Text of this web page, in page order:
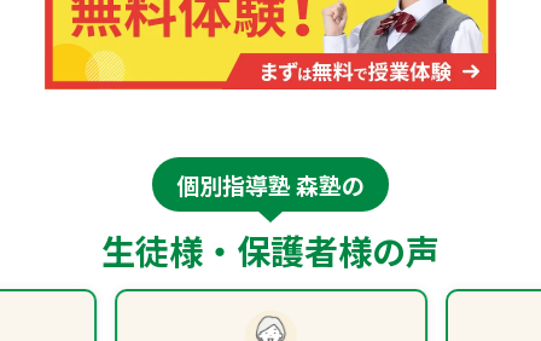
個別指導塾 森塾の
生徒様・保護者様の声